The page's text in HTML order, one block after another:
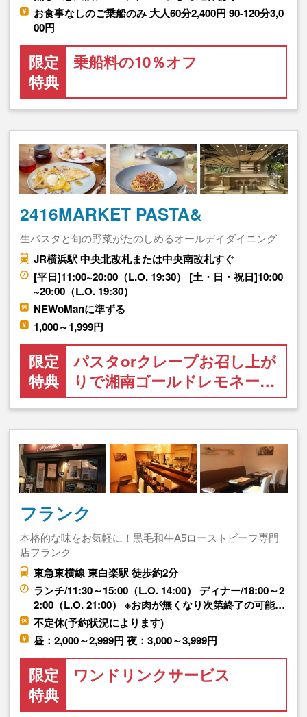
お食事なしのご乗船のみ 大人60分2,400円 90-120分3,0
00円
限定
特典
乗船料の10％オフ
2416MARKET PASTA&
生パスタと旬の野菜がたのしめるオールデイダイニング
JR横浜駅 中央北改札または中央南改札すぐ
[平日]11:00~20:00（L.O. 19:30） [土・日・祝日]10:00
~20:00（L.O. 19:30）
NEWoManに準ずる
1,000～1,999円
限定
特典
パスタorクレープお召し上が
りで湘南ゴールドレモネー…
フランク
本格的な味をお気軽に！黒毛和牛A5ローストビーフ専門
店フランク
東急東横線 東白楽駅 徒歩約2分
ランチ/11:30～15:00（L.O. 14:00） ディナー/18:00～2
2:00（L.O. 21:00） ※お肉が無くなり次第終了の可能…
不定休(予約状況によります)
昼：2,000～2,999円 夜：3,000～3,999円
限定
特典
ワンドリンクサービス